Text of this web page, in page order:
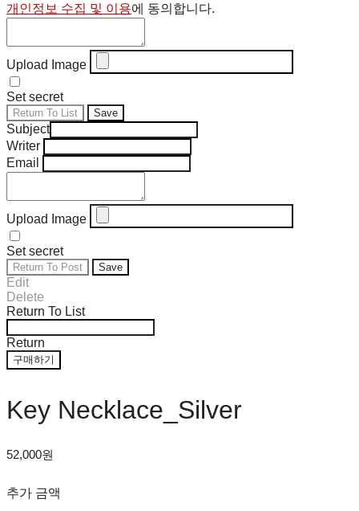
개인정보 수집 및 이용에 동의합니다.
Upload Image
Set secret
Return To List Save
Subject
Writer
Email
Upload Image
Set secret
Return To Post Save
Edit
Delete
Return To List
Return
구매하기
Key Necklace_Silver
52,000원
추가 금액